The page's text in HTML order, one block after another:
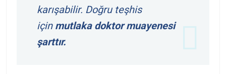
karışabilir. Doğru teşhis
için mutlaka doktor muayenesi
şarttır.